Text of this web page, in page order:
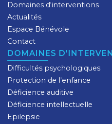
Domaines d'interventions
Actualités
Espace Bénévole
Contact
DOMAINES
Difficultés psychologiques
Protection de l'enfance
Déficience auditive
Déficience intellectuelle
Epilepsie